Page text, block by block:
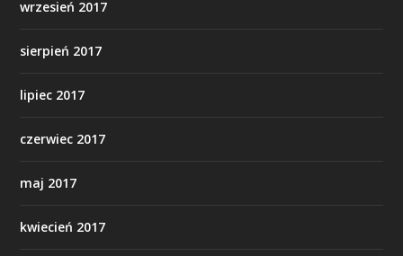
wrzesień 2017
sierpień 2017
lipiec 2017
czerwiec 2017
maj 2017
kwiecień 2017